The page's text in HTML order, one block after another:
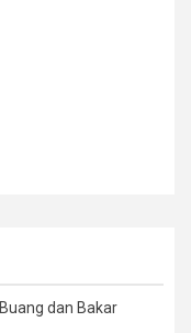
dan Bakar